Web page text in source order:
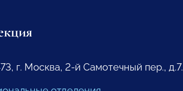
г. Москва, 2-й Самотечный пер., д.7.